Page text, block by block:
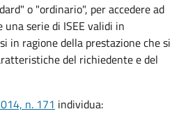
o "ordinario", per accedere ad
serie di ISEE validi in
in ragione della prestazione che si
del richiedente e del
n. 171 individua: